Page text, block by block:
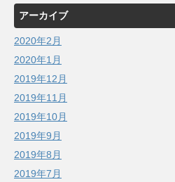
アーカイブ
2020年2月
2020年1月
2019年12月
2019年11月
2019年10月
2019年9月
2019年8月
2019年7月